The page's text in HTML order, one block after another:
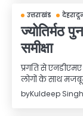
उत्तराखंड
ज्योतिर्मठ
समीक्षा
प्रगति से
लोगों के साथ
byKuldeep